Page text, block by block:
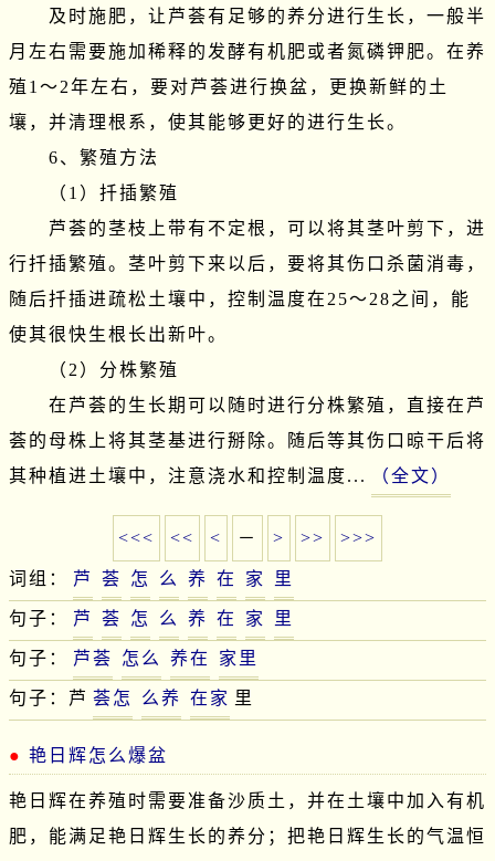
及时施肥，让芦荟有足够的养分进行生长，一般半
月左右需要施加稀释的发酵有机肥或者氮磷钾肥。在养
殖1～2年左右，要对芦荟进行换盆，更换新鲜的土
壤，并清理根系，使其能够更好的进行生长。
6、繁殖方法
（1）扦插繁殖
芦荟的茎枝上带有不定根，可以将其茎叶剪下，进
行扦插繁殖。茎叶剪下来以后，要将其伤口杀菌消毒，
随后扦插进疏松土壤中，控制温度在25～28之间，能
使其很快生根长出新叶。
（2）分株繁殖
在芦荟的生长期可以随时进行分株繁殖，直接在芦
荟的母株上将其茎基进行掰除。随后等其伤口晾干后将
其种植进土壤中，注意浇水和控制温度...
（全文）
<<< << < － > >> >>>
词组： 芦 荟 怎 么 养 在 家 里
句子： 芦 荟 怎 么 养 在 家 里
句子： 芦荟 怎么 养在 家里
句子：芦 荟怎 么养 在家 里
艳日辉怎么爆盆
艳日辉在养殖时需要准备沙质土，并在土壤中加入有机
肥，能满足艳日辉生长的养分；把艳日辉生长的气温恒